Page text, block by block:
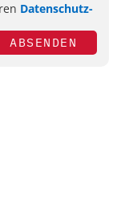
Datenschutz-
ABSENDEN